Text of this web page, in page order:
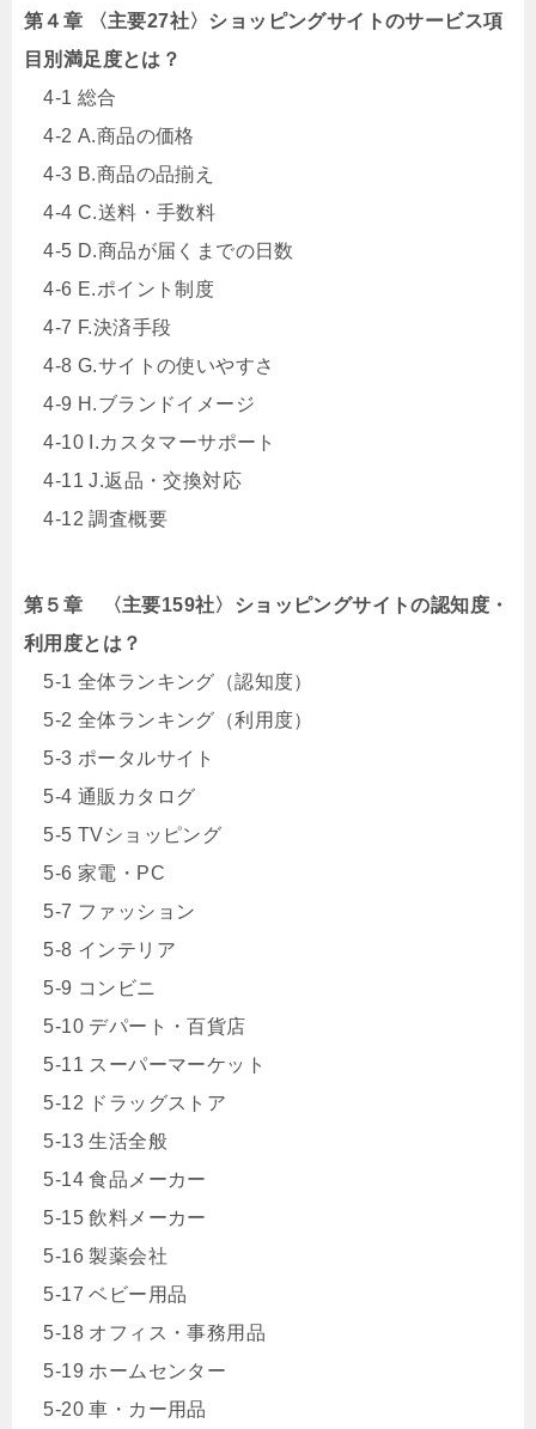
第４章 〈主要27社〉ショッピングサイトのサービス項
目別満足度とは？
4-1 総合
4-2 A.商品の価格
4-3 B.商品の品揃え
4-4 C.送料・手数料
4-5 D.商品が届くまでの日数
4-6 E.ポイント制度
4-7 F.決済手段
4-8 G.サイトの使いやすさ
4-9 H.ブランドイメージ
4-10 I.カスタマーサポート
4-11 J.返品・交換対応
4-12 調査概要
第５章 〈主要159社〉ショッピングサイトの認知度・
利用度とは？
5-1 全体ランキング（認知度）
5-2 全体ランキング（利用度）
5-3 ポータルサイト
5-4 通販カタログ
5-5 TVショッピング
5-6 家電・PC
5-7 ファッション
5-8 インテリア
5-9 コンビニ
5-10 デパート・百貨店
5-11 スーパーマーケット
5-12 ドラッグストア
5-13 生活全般
5-14 食品メーカー
5-15 飲料メーカー
5-16 製薬会社
5-17 ベビー用品
5-18 オフィス・事務用品
5-19 ホームセンター
5-20 車・カー用品